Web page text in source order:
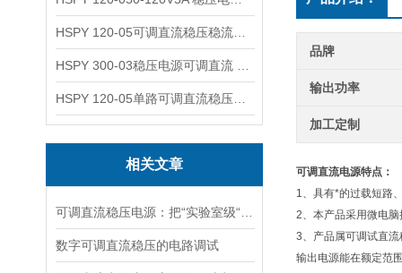
相关文章
数字可调直流稳压的电路调试
品牌
输出功率
加工定制
可调直流电源特点：
1、具有*的过载短路
2、本产品采用微电
3、产品属可调试直
输出电源能在额定范